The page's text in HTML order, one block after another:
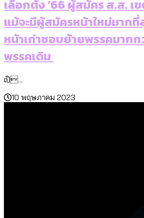
เลือกตั้ง ’66 ผู้สมัคร ส.ส. เ
แม้จะมีผู้สมัครหน้าใหม่มาก
หน้าเก่าชอบย้ายพรรคมาก
พรรคเดิม
เปิ...
10 พฤษภาคม 2023